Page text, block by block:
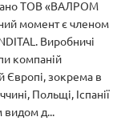
ТОВ «ВАЛРОМ
момент є членом
Виробничі
компаній
Європі, зокрема в
Польщі, Іспанії
видом д...